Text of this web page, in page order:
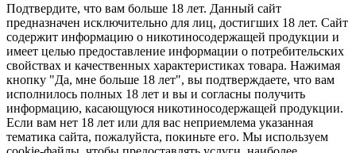
Подтвердите, что вам больше 18 лет. Данный сайт
предназначен исключительно для лиц, достигших 18 лет. Сайт
содержит информацию о никотиносодержащей продукции и
имеет целью предоставление информации о потребительских
свойствах и качественных характеристиках товара. Нажимая
кнопку "Да, мне больше 18 лет", вы подтверждаете, что вам
исполнилось полных 18 лет и вы и согласны получить
информацию, касающуюся никотиносодержащей продукции.
Если вам нет 18 лет или для вас неприемлема указанная
тематика сайта, пожалуйста, покиньте его. Мы используем